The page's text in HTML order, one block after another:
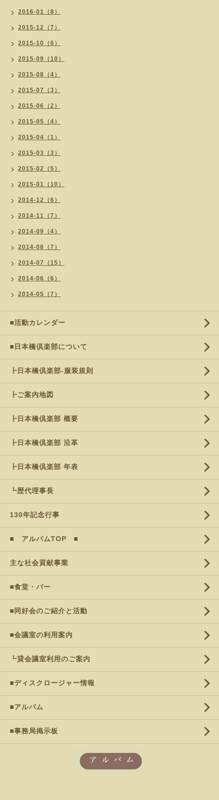
2016-01（8）
2015-12（7）
2015-10（6）
2015-09（10）
2015-08（4）
2015-07（3）
2015-06（2）
2015-05（4）
2015-04（1）
2015-03（3）
2015-02（5）
2015-01（10）
2014-12（6）
2014-11（7）
2014-09（4）
2014-08（7）
2014-07（15）
2014-06（6）
2014-05（7）
■活動カレンダー
■日本橋倶楽部について
┣日本橋倶楽部-服装規則
┣ご案内地図
┣日本橋倶楽部 概要
┣日本橋倶楽部 沿革
┣日本橋倶楽部 年表
┗歴代理事長
130年記念行事
■ アルバムTOP ■
主な社会貢献事業
■食堂・バー
■同好会のご紹介と活動
■会議室の利用案内
┗貸会議室利用のご案内
■ディスクロージャー情報
■アルバム
■事務局掲示板